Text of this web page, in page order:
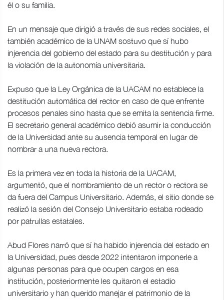
él o su familia.
En un mensaje que dirigió a través de sus redes sociales, el
también académico de la UNAM sostuvo que sí hubo
injerencia del gobierno del estado para su destitución y para
la violación de la autonomía universitaria.
Expuso que la Ley Orgánica de la UACAM no establece la
destitución automática del rector en caso de que enfrente
procesos penales sino hasta que se emita la sentencia firme.
El secretario general académico debió asumir la conducción
de la Universidad ante su ausencia temporal en lugar de
nombrar a una nueva rectora.
Es la primera vez en toda la historia de la UACAM,
argumentó, que el nombramiento de un rector o rectora se
da fuera del Campus Universitario. Además, el sitio donde se
realizó la sesión del Consejo Universitario estaba rodeado
por patrullas estatales.
Abud Flores narró que sí ha habido injerencia del estado en
la Universidad, pues desde 2022 intentaron imponerle a
algunas personas para que ocupen cargos en esa
institución, posteriormente les quitaron el estadio
universitario y han querido manejar el patrimonio de la